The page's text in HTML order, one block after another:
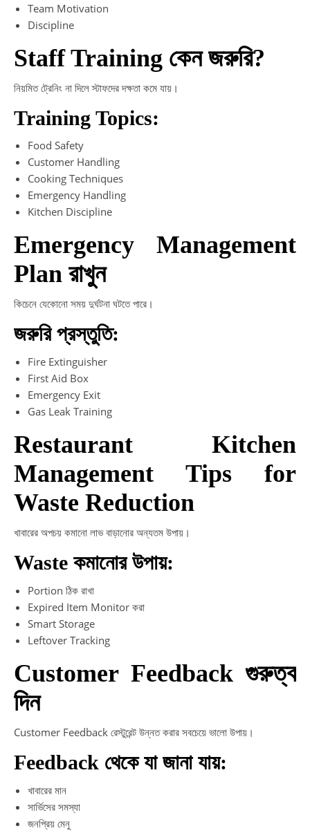
Team Motivation
Discipline
Staff Training কেন জরুরি?
নিয়মিত ট্রেনিং না দিলে স্টাফদের দক্ষতা কমে যায়।
Training Topics:
Food Safety
Customer Handling
Cooking Techniques
Emergency Handling
Kitchen Discipline
Emergency Management
Plan রাখুন
কিচেনে যেকোনো সময় দুর্ঘটনা ঘটতে পারে।
জরুরি প্রস্তুতি:
Fire Extinguisher
First Aid Box
Emergency Exit
Gas Leak Training
Restaurant Kitchen
Management Tips for
Waste Reduction
খাবারের অপচয় কমানো লাভ বাড়ানোর অন্যতম উপায়।
Waste কমানোর উপায়:
Portion ঠিক রাখা
Expired Item Monitor করা
Smart Storage
Leftover Tracking
Customer Feedback গুরুত্ব
দিন
Customer Feedback রেস্টুরেন্ট উন্নত করার সবচেয়ে ভালো উপায়।
Feedback থেকে যা জানা যায়:
খাবারের মান
সার্ভিসের সমস্যা
জনপ্রিয় মেনু